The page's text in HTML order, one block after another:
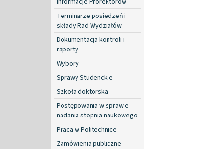
Terminarze posiedzeń i
składy Rad Wydziałów
Dokumentacja kontroli i
raporty
Wybory
Sprawy Studenckie
Szkoła doktorska
Postępowania w sprawie
nadania stopnia naukowego
Praca w Politechnice
Zamówienia publiczne